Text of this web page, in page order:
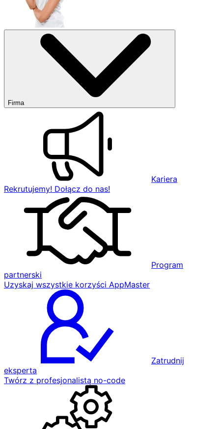
Firma
Kariera
Rekrutujemy! Dołącz do nas!
Program
partnerski
Uzyskaj wszystkie korzyści AppMaster
Zatrudnij
eksperta
Twórz z profesjonalistą no-code